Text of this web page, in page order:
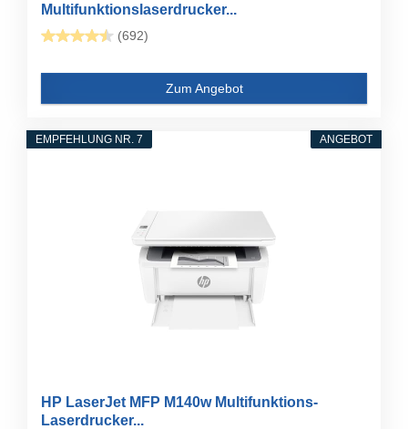
Multifunktionslaserdrucker...
(692)
Zum Angebot
ANGEBOT
EMPFEHLUNG NR. 7
HP LaserJet MFP M140w Multifunktions-
Laserdrucker...